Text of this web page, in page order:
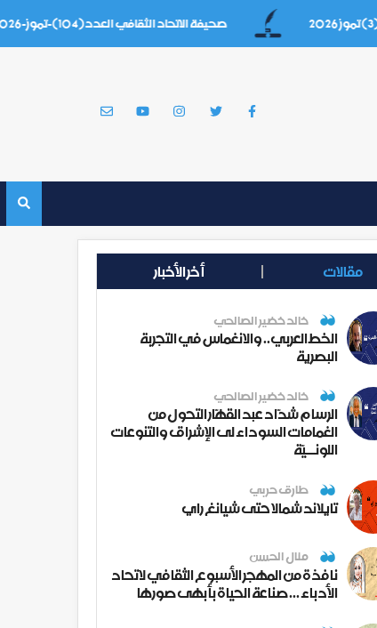
صحيفة الاتحاد الثقافي العدد(104)-تموز-2026
مقالات أخر الأخبار
خالد خضير الصالحي
الخط العربي.. والانغماس في التجربة
البصرية
خالد خضير الصالحي
الرسام شدّاد عبد القهّار التحول من
الغمامات السوداء لى الإشراق والتنوعات
اللونــيّة
طارق حربي
تايلاند شمالا حتى شيانغ راي
منال الحسن
نافذة من المهجر الأسبوع الثقافي لاتحاد
الأدباء ... صناعة الحياة بأبهى صورها